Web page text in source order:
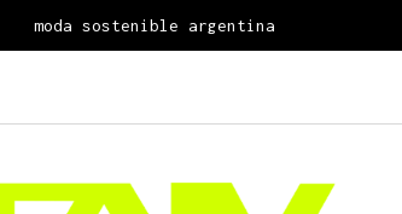
moda sostenible argentina